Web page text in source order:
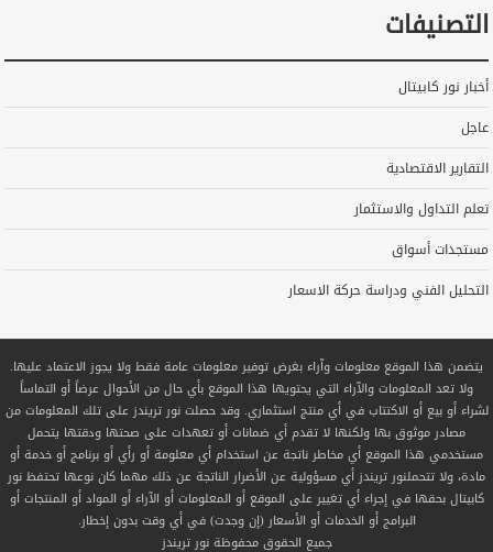
التصنيفات
أخبار نور كابيتال
عاجل
التقارير الاقتصادية
تعلم التداول والاستثمار
مستجدات أسواق
التحليل الفني ودراسة حركة الاسعار
يتضمن هذا الموقع معلومات وآراء بغرض توفير معلومات عامة فقط ولا يجوز الاعتماد عليها.
ولا تعد المعلومات والآراء التي يحتويها هذا الموقع بأي حال من الأحوال عرضاً أو التماساً
لشراء أو بيع أو الاكتتاب في أي منتج استثماري. وقد حصلت نور تريندز على تلك المعلومات من
مصادر موثوق بها ولكنها لا تقدم أي ضمانات أو تعهدات على صحتها ودقتها يتحمل
مستخدمي هذا الموقع أي مخاطر ناتجة عن استخدام أي معلومة أو رأي أو برنامج أو خدمة أو
مادة، ولا تتحملنور تريندز أي مسؤولية عن الأضرار الناتجة عن ذلك مهما كان نوعها تحتفظ نور
كابيتال بحقها في إجراء أي تغيير على الموقع أو المعلومات أو الآراء أو المواد أو المنتجات أو
البرامج أو الخدمات أو الأسعار (إن وجدت) في أي وقت بدون إخطار.
جميع الحقوق محفوظةنور تريندز